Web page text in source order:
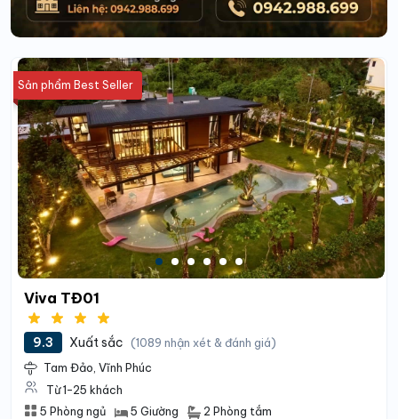
Sản phẩm Best Seller
Viva TĐ01
9.3 Xuất sắc (1089 nhận xét & đánh giá)
Tam Đảo, Vĩnh Phúc
Từ 1-25 khách
5 Phòng ngủ
5 Giường 2 Phòng tắm